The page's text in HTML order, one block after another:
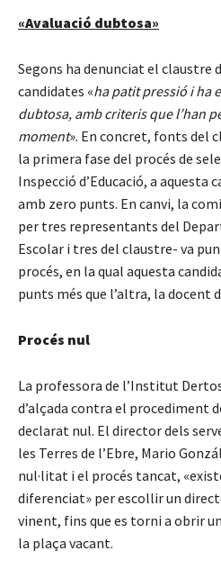
«Avaluació dubtosa»
Segons ha denunciat el claustre
candidates «ha patit pressió i ha
dubtosa, amb criteris que l’han
moment». En concret, fonts del
la primera fase del procés de
Inspecció d’Educació, a aquesta
amb zero punts. En canvi, la
per tres representants del
Escolar i tres del claustre- va
procés, en la qual aquesta
punts més que l’altra, la docent
Procés nul
La professora de l’Institut
d’alçada contra el procediment
declarat nul. El director dels
les Terres de l’Ebre, Mario
nul·litat i el procés tancat,
diferenciat» per escollir un
vinent, fins que es torni a obrir
la plaça vacant.